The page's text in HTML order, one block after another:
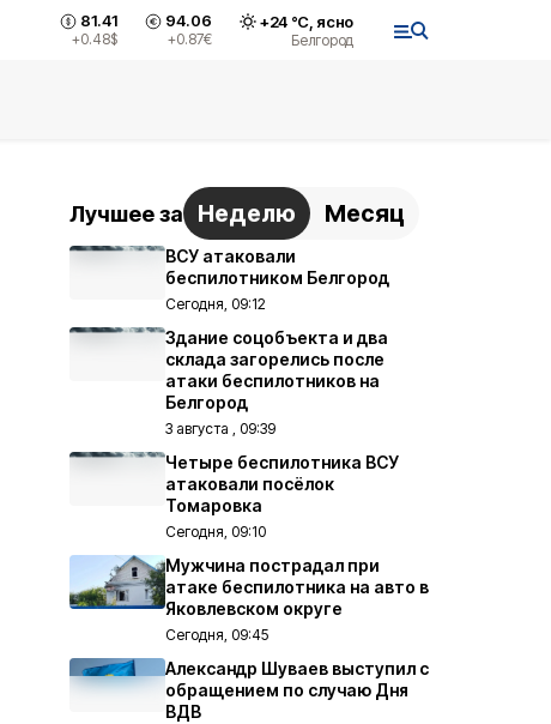
81.41
+0.48$
94.06
+0.87€
+24°С, ясно
Белгород
Лучшее за Неделю Месяц
ВСУ атаковали
беспилотником Белгород
Сегодня, 09:12
Здание соцобъекта и два
склада загорелись после
атаки беспилотников на
Белгород
3 августа , 09:39
Четыре беспилотника ВСУ
атаковали посёлок
Томаровка
Сегодня, 09:10
Мужчина пострадал при
атаке беспилотника на авто в
Яковлевском округе
Сегодня, 09:45
Александр Шуваев выступил с
обращением по случаю Дня
ВДВ